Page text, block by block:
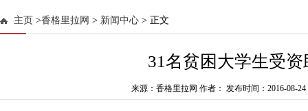
法治迪庆
主页 >香格里拉网 > 新闻中心 > 正文
31名贫困大学生受资
来源：香格里拉网 作者： 发布时间：2016-08-24